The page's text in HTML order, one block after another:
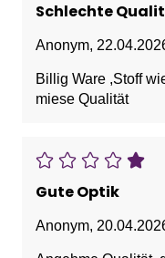
Schlechte
Anonym,
Billig Ware ,Stoff
miese Qualität
Gute Optik
Anonym,